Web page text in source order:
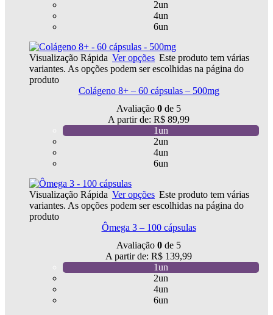
2un
4un
6un
Visualização Rápida Ver opções Este produto tem várias
variantes. As opções podem ser escolhidas na página do
produto
Colágeno 8+ – 60 cápsulas – 500mg
Avaliação 0 de 5
A partir de: R$ 89,99
1un
2un
4un
6un
Visualização Rápida Ver opções Este produto tem várias
variantes. As opções podem ser escolhidas na página do
produto
Ômega 3 – 100 cápsulas
Avaliação 0 de 5
A partir de: R$ 139,99
1un
2un
4un
6un